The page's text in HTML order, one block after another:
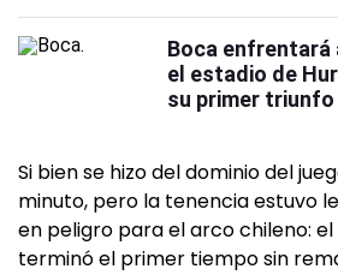
Boca enfrentará
el estadio de
su primer triunfo
Si bien se hizo del dominio del
minuto, pero la tenencia estuvo
en peligro para el arco chileno:
terminó el primer tiempo sin